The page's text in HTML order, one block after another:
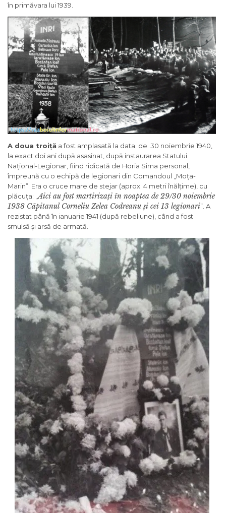
în primăvara lui 1939.
A doua troiță a fost amplasată la data de 30 noiembrie 1940,
la exact doi ani după asasinat, după instaurarea Statului
Național-Legionar, fiind ridicată de Horia Sima personal,
împreună cu o echipă de legionari din Comandoul „Moța-
Marin”. Era o cruce mare de stejar (aprox. 4 metri înălțime), cu
plăcuța: „ Aici au fost martirizați în noaptea de 29/30 noiembrie
1938 Căpitanul Corneliu Zelea Codreanu și cei 13 legionari”. A
rezistat până în ianuarie 1941 (după rebeliune), când a fost
smulsă și arsă de armată.